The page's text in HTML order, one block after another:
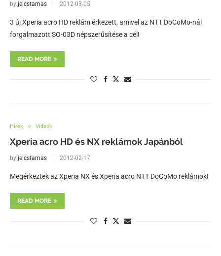
by jelcstamas 2012-03-05
3 új Xperia acro HD reklám érkezett, amivel az NTT DoCoMo-nál
forgalmazott SO-03D népszerűsítése a cél!
READ MORE
Hírek Videók
Xperia acro HD és NX reklámok Japánból
by jelcstamas 2012-02-17
Megérkeztek az Xperia NX és Xperia acro NTT DoCoMo reklámok!
READ MORE